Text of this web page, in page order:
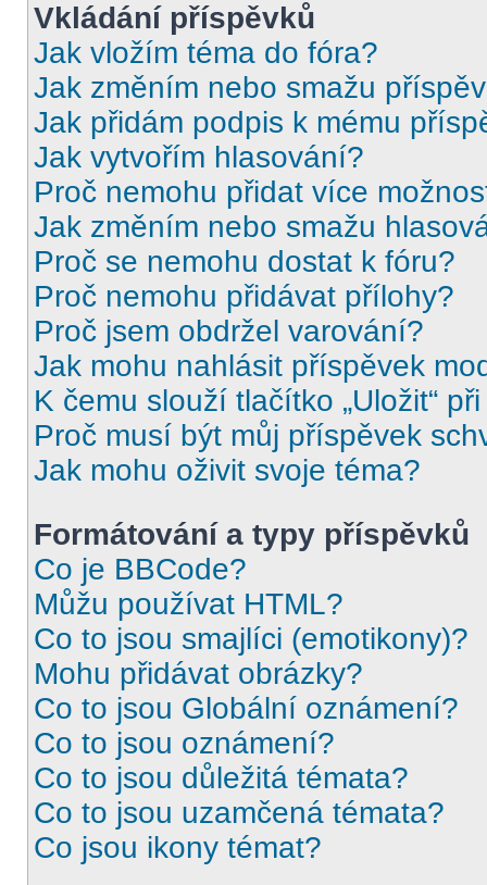
Vkládání příspěvků
Jak vložím téma do fóra?
Jak změním nebo smažu
Jak přidám podpis k mému
Jak vytvořím hlasování?
Proč nemohu přidat více
Jak změním nebo smažu
Proč se nemohu dostat k fóru?
Proč nemohu přidávat přílohy?
Proč jsem obdržel varování?
Jak mohu nahlásit příspěvek
K čemu slouží tlačítko „Uložit“
Proč musí být můj příspěvek
Jak mohu oživit svoje téma?
Formátování a typy příspěvků
Co je BBCode?
Můžu používat HTML?
Co to jsou smajlíci (emotikony)?
Mohu přidávat obrázky?
Co to jsou Globální oznámení?
Co to jsou oznámení?
Co to jsou důležitá témata?
Co to jsou uzamčená témata?
Co jsou ikony témat?